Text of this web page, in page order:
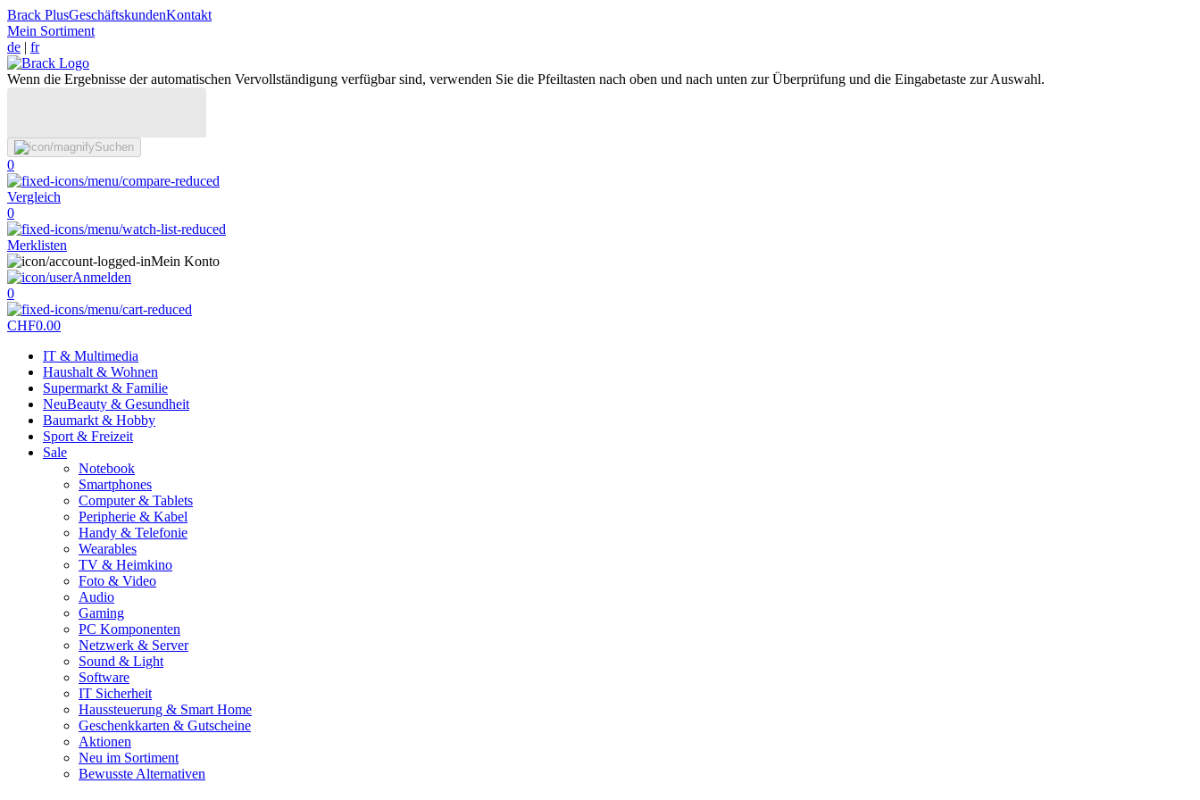
Brack PlusGeschäftskundenKontakt
Mein Sortiment
de | fr
Wenn die Ergebnisse der automatischen Vervollständigung verfügbar sind, verwenden Sie die Pfeiltasten nach oben und nach unten zur Überprüfung und die Eingabetaste zur Auswahl.
Suchen
0
Vergleich
0
Merklisten
Mein Konto
Anmelden
0
CHF0.00
IT & Multimedia
Haushalt & Wohnen
Supermarkt & Familie
NeuBeauty & Gesundheit
Baumarkt & Hobby
Sport & Freizeit
Sale
Notebook
Smartphones
Computer & Tablets
Peripherie & Kabel
Handy & Telefonie
Wearables
TV & Heimkino
Foto & Video
Audio
Gaming
PC Komponenten
Netzwerk & Server
Sound & Light
Software
IT Sicherheit
Haussteuerung & Smart Home
Geschenkkarten & Gutscheine
Aktionen
Neu im Sortiment
Bewusste Alternativen